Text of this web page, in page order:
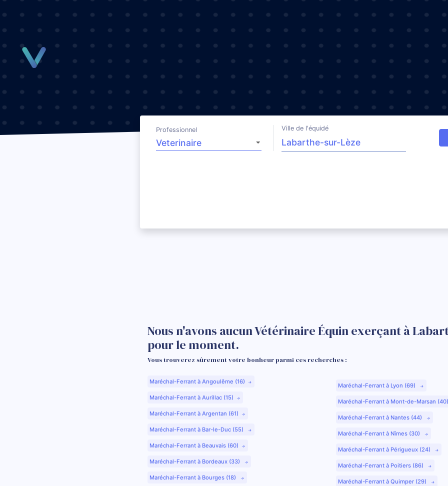
Professionnel Ville de l'équidé
Nous n'avons aucun Vétérinaire Équin exerçant à
pour le moment.
Vous trouverez sûrement votre bonheur parmi ces recherches :
Maréchal-Ferrant à Angoulême (16)
Maréchal-Ferrant à Aurillac (15)
Maréchal-Ferrant à Argentan (61)
Maréchal-Ferrant à Bar-le-Duc (55)
Maréchal-Ferrant à Beauvais (60)
Maréchal-Ferrant à Bordeaux (33)
Maréchal-Ferrant à Bourges (18)
Maréchal-Ferrant à Lyon (69)
Maréchal-Ferrant à Mont-de-Marsan
Maréchal-Ferrant à Nantes (44)
Maréchal-Ferrant à Nîmes (30)
Maréchal-Ferrant à Périgueux (24)
Maréchal-Ferrant à Poitiers (86)
Maréchal-Ferrant à Quimper (29)